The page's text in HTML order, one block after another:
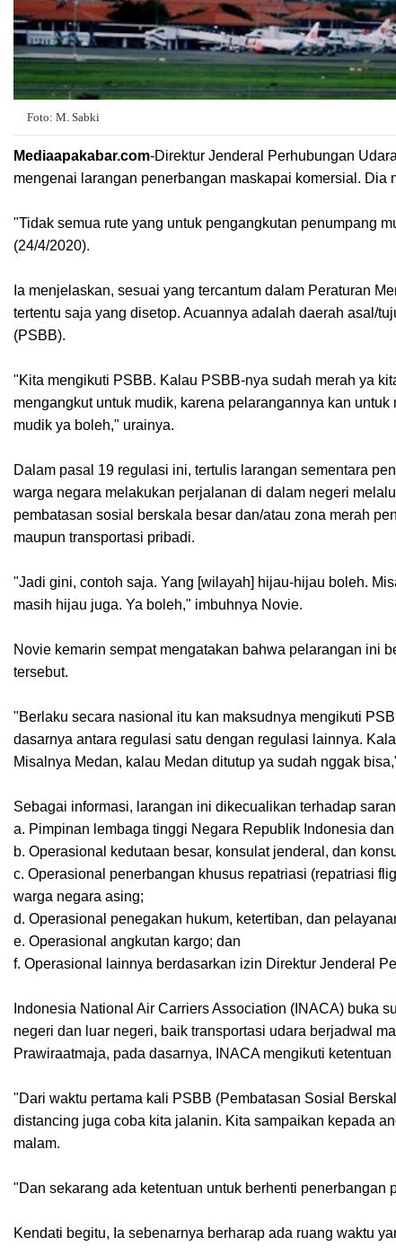
Foto: M. Sabki
Mediaapakabar.com-Direktur Jenderal Perhubungan
mengenai larangan penerbangan maskapai komersial.
"Tidak semua rute yang untuk pengangkutan penumpang
(24/4/2020).
Ia menjelaskan, sesuai yang tercantum dalam Peraturan
tertentu saja yang disetop. Acuannya adalah daerah asal/
(PSBB).
"Kita mengikuti PSBB. Kalau PSBB-nya sudah merah ya
mengangkut untuk mudik, karena pelarangannya kan
mudik ya boleh," urainya.
Dalam pasal 19 regulasi ini, tertulis larangan sementara
warga negara melakukan perjalanan di dalam negeri
pembatasan sosial berskala besar dan/atau zona merah
maupun transportasi pribadi.
"Jadi gini, contoh saja. Yang [wilayah] hijau-hijau boleh.
masih hijau juga. Ya boleh," imbuhnya Novie.
Novie kemarin sempat mengatakan bahwa pelarangan ini
tersebut.
"Berlaku secara nasional itu kan maksudnya mengikuti
dasarnya antara regulasi satu dengan regulasi lainnya.
Misalnya Medan, kalau Medan ditutup ya sudah nggak
Sebagai informasi, larangan ini dikecualikan terhadap
a. Pimpinan lembaga tinggi Negara Republik Indonesia
b. Operasional kedutaan besar, konsulat jenderal, dan
c. Operasional penerbangan khusus repatriasi (repatriasi
warga negara asing;
d. Operasional penegakan hukum, ketertiban, dan
e. Operasional angkutan kargo; dan
f. Operasional lainnya berdasarkan izin Direktur Jenderal
Indonesia National Air Carriers Association (INACA) buka
negeri dan luar negeri, baik transportasi udara berjadwal
Prawiraatmaja, pada dasarnya, INACA mengikuti ketentuan
"Dari waktu pertama kali PSBB (Pembatasan Sosial
distancing juga coba kita jalanin. Kita sampaikan kepada
malam.
"Dan sekarang ada ketentuan untuk berhenti
Kendati begitu, Ia sebenarnya berharap ada ruang waktu